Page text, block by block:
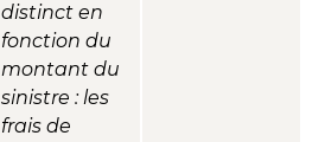
distinct en
fonction du
montant du
sinistre : les
frais de